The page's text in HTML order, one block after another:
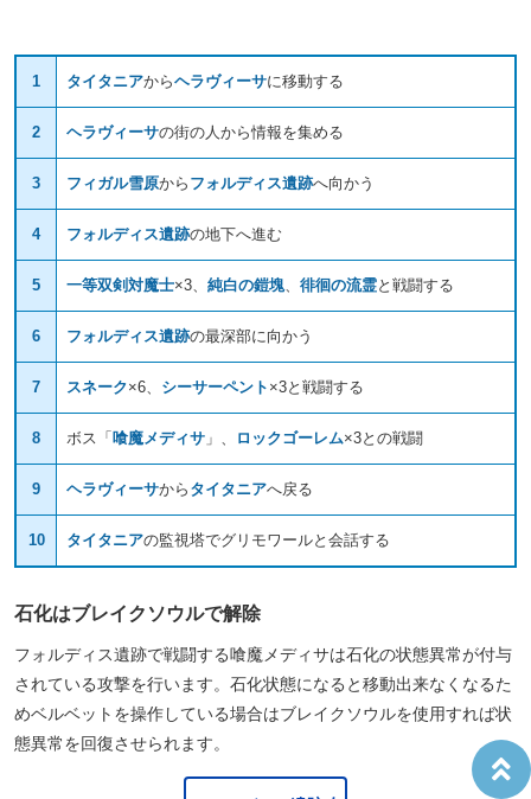
1 タイタニアからヘラヴィーサに移動する
2 ヘラヴィーサの街の人から情報を集める
3 フィガル雪原から フォルディス遺跡へ向かう
4 フォルディス遺跡の地下へ進む
5 一等双剣対魔士×3、 純白の鎧塊 徘徊の流霊と戦闘する
6 フォルディス遺跡の最深部に向かう
7 スネーク×6、 シーサーペント ×3と戦闘する
8 ボス「喰魔メディサ 」、 ロックゴーレム×3との戦闘
9 ヘラヴィーサから タイタニアへ戻る
10 タイタニアの監視塔でグリモワールと会話する
石化はブレイクソウルで解除
フォルディス遺跡で戦闘する喰魔メディサは石化の状態異常が付与
されている攻撃を行います。石化状態になると移動出来なくなるた
めベルベットを操作している場合はブレイクソウルを使用すれば状
態異常を回復させられます。